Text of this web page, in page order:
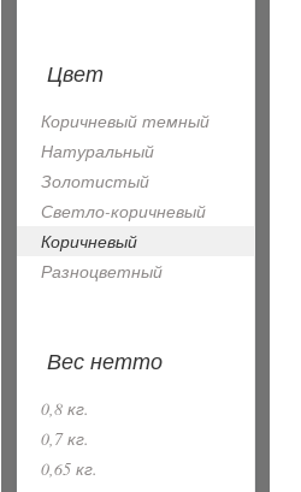
Цвет
Коричневый темный
Натуральный
Золотистый
Светло-коричневый
Коричневый
Разноцветный
Вес нетто
0,8 кг.
0,7 кг.
0,65 кг.